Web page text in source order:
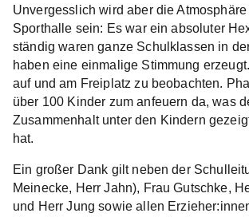
Unvergesslich wird aber die
Sporthalle sein: Es war ein absoluter
ständig waren ganze Schulklassen in
haben eine einmalige Stimmung
auf und am Freiplatz zu beobachten.
über 100 Kinder zum anfeuern da, was
Zusammenhalt unter den Kindern
hat.
Ein großer Dank gilt neben der
Meinecke, Herr Jahn), Frau Gutschke,
und Herr Jung sowie allen